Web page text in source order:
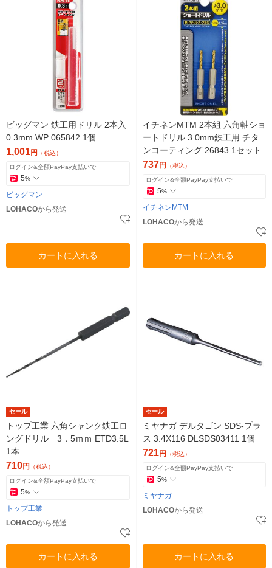
ビッグマン 鉄工用ドリル 2本入
0.3mm WP 065842 1個
1,001円 （税込）
ログイン&全額PayPay支払いで
5%
ビッグマン
LOHACOから発送
カートに入れる
イチネンMTM 2本組 六角軸ショ
ートドリル 3.0mm鉄工用 チタ
ンコーティング 26843 1セット
737円 （税込）
ログイン&全額PayPay支払いで
5%
イチネンMTM
LOHACOから発送
カートに入れる
セール
トップ工業 六角シャンク鉄工ロ
ングドリル 3．5ｍｍ ETD3.5L
1本
710円 （税込）
ログイン&全額PayPay支払いで
5%
トップ工業
LOHACOから発送
カートに入れる
セール
ミヤナガ デルタゴン SDS-プラ
ス 3.4X116 DLSDS03411 1個
721円 （税込）
ログイン&全額PayPay支払いで
5%
ミヤナガ
LOHACOから発送
カートに入れる